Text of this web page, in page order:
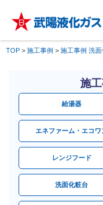
TOP > 施工事例 > 施工事例 洗面
施
給湯器
エネファーム・エコワ
レンジフード
洗面化粧台